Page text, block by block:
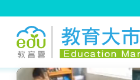
:::